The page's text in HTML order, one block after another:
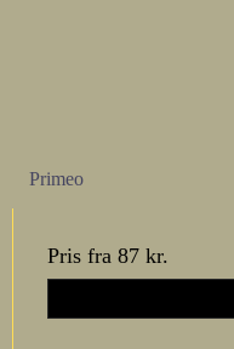
Primeo
Pris fra 87 kr.